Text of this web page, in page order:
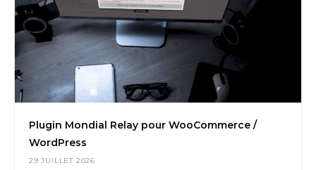
Plugin Mondial Relay pour WooCommerce /
WordPress
29 JUILLET 2026